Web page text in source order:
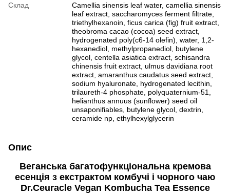
Склад
Сamellia sinensis leaf water, camellia sinensis
leaf extract, saccharomyces ferment filtrate,
triethylhexanoin, ficus carica (fig) fruit extract,
theobroma cacao (cocoa) seed extract,
hydrogenated poly(c6-14 olefin), water, 1,2-
hexanediol, methylpropanediol, butylene
glycol, centella asiatica extract, schisandra
chinensis fruit extract, ulmus davidiana root
extract, amaranthus caudatus seed extract,
sodium hyaluronate, hydrogenated lecithin,
trilaureth-4 phosphate, polyquaternium-51,
helianthus annuus (sunflower) seed oil
unsaponifiables, butylene glycol, dextrin,
ceramide np, ethylhexylglycerin
Опис
Веганська багатофункціональна кремова
есенція з екстрактом комбучі і чорного чаю
Dr.Ceuracle Vegan Kombucha Tea Essence